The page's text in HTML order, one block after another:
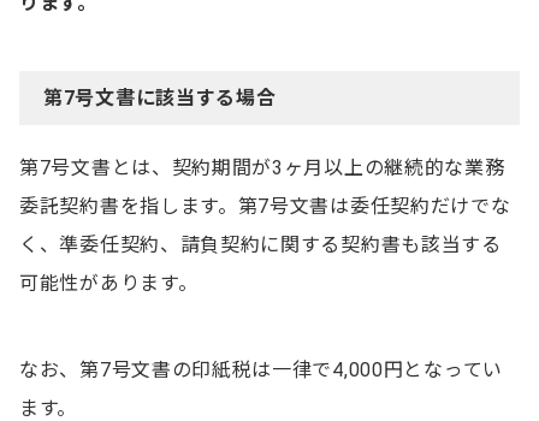
第7号文書に該当する場合
第7号文書とは、契約期間が3ヶ月以上の継続的な業務
委託契約書を指します。第7号文書は委任契約だけでな
く、準委任契約、請負契約に関する契約書も該当する
可能性があります。
なお、第7号文書の印紙税は一律で4,000円となってい
ます。